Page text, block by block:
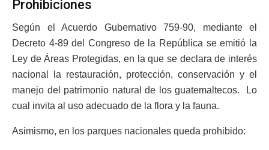
Prohibiciones
Según el Acuerdo Gubernativo 759-90, mediante el
Decreto 4-89 del Congreso de la República se emitió la
Ley de Áreas Protegidas, en la que se declara de interés
nacional la restauración, protección, conservación y el
manejo del patrimonio natural de los guatemaltecos. Lo
cual invita al uso adecuado de la flora y la fauna.
Asimismo, en los parques nacionales queda prohibido: